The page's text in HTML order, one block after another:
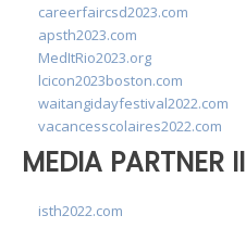
careerfaircsd2023.com
apsth2023.com
MedItRio2023.org
lcicon2023boston.com
waitangidayfestival2022.com
vacancesscolaires2022.com
MEDIA PARTNER II
isth2022.com